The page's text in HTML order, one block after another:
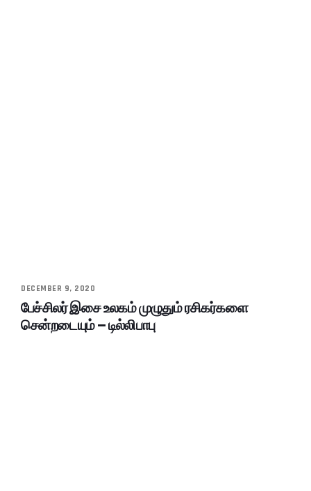
DECEMBER 9, 2020
பேச்சிலர் இசை உலகம் முழுதும் ரசிகர்களை
சென்றடையும் – டில்லிபாபு